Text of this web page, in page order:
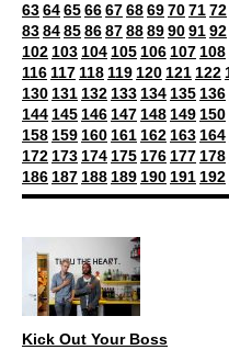
63646566676869707172
83848586878889909192
102 103 104 105 106 107 108
116 117 118 119 120 121 122
130 131 132 133 134 135 136
144 145 146 147 148 149 150
158 159 160 161 162 163 164
172 173 174 175 176 177 178
186 187 188 189 190 191 192
Kick Out Your Boss